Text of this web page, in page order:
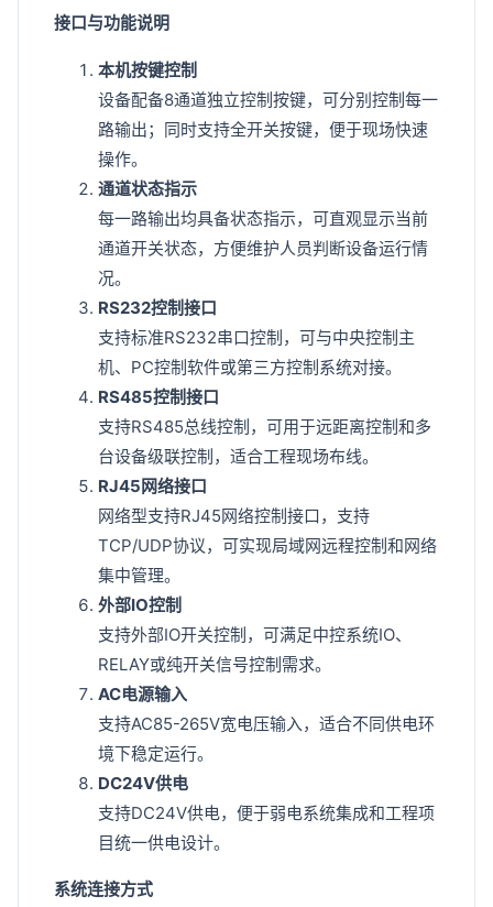
接口与功能说明
本机按键控制
设备配备8通道独立控制按键，可分别控制每一
路输出；同时支持全开关按键，便于现场快速
操作。
通道状态指示
每一路输出均具备状态指示，可直观显示当前
通道开关状态，方便维护人员判断设备运行情
况。
RS232控制接口
支持标准RS232串口控制，可与中央控制主
机、PC控制软件或第三方控制系统对接。
RS485控制接口
支持RS485总线控制，可用于远距离控制和多
台设备级联控制，适合工程现场布线。
RJ45网络接口
网络型支持RJ45网络控制接口，支持
TCP/UDP协议，可实现局域网远程控制和网络
集中管理。
外部IO控制
支持外部IO开关控制，可满足中控系统IO、
RELAY或纯开关信号控制需求。
AC电源输入
支持AC85-265V宽电压输入，适合不同供电环
境下稳定运行。
DC24V供电
支持DC24V供电，便于弱电系统集成和工程项
目统一供电设计。
系统连接方式